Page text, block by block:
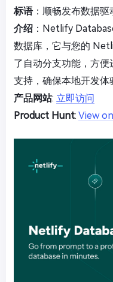
标语：顺畅发布数据驱
介绍 ：Netlify
数据库，它与您的
了自动分支功能，方
支持，确保本地开发体
产品网站: 立即访问
Product Hunt: View